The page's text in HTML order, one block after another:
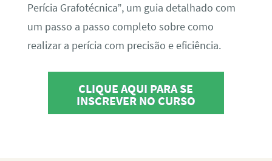
Perícia Grafotécnica”, um guia detalhado com
um passo a passo completo sobre como
realizar a perícia com precisão e eficiência.
CLIQUE AQUI PARA SE
INSCREVER NO CURSO